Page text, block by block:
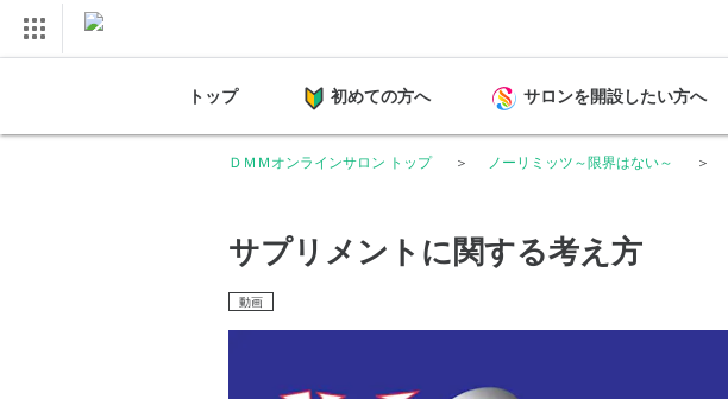
トップ 初めての方へ サロンを開設したい方へ
ＤＭＭオンラインサロン トップ ノーリミッツ～限界はない～
サプリメントに関する考え方
動画